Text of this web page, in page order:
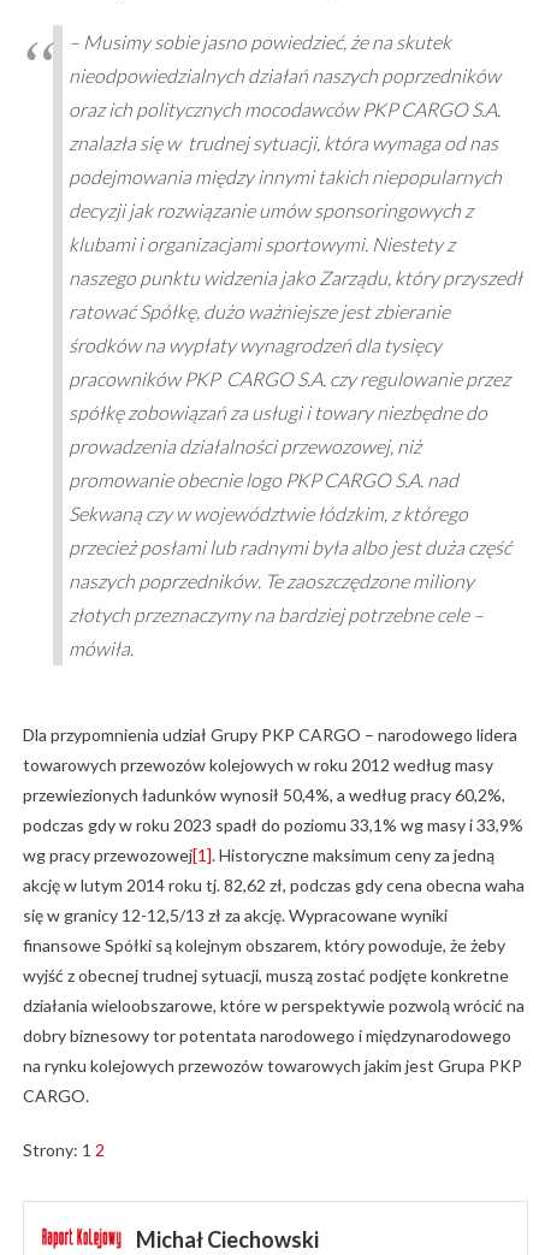
– Musimy sobie jasno powiedzieć, że na skutek
nieodpowiedzialnych działań naszych poprzedników
oraz ich politycznych mocodawców PKP CARGO S.A.
znalazła się w trudnej sytuacji, która wymaga od nas
podejmowania między innymi takich niepopularnych
decyzji jak rozwiązanie umów sponsoringowych z
klubami i organizacjami sportowymi. Niestety z
naszego punktu widzenia jako Zarządu, który przyszedł
ratować Spółkę, dużo ważniejsze jest zbieranie
środków na wypłaty wynagrodzeń dla tysięcy
pracowników PKP CARGO S.A. czy regulowanie przez
spółkę zobowiązań za usługi i towary niezbędne do
prowadzenia działalności przewozowej, niż
promowanie obecnie logo PKP CARGO S.A. nad
Sekwaną czy w województwie łódzkim, z którego
przecież posłami lub radnymi była albo jest duża część
naszych poprzedników. Te zaoszczędzone miliony
złotych przeznaczymy na bardziej potrzebne cele –
mówiła.
Dla przypomnienia udział Grupy PKP CARGO – narodowego lidera
towarowych przewozów kolejowych w roku 2012 według masy
przewiezionych ładunków wynosił 50,4%, a według pracy 60,2%,
podczas gdy w roku 2023 spadł do poziomu 33,1% wg masy i 33,9%
wg pracy przewozowej[1]. Historyczne maksimum ceny za jedną
akcję w lutym 2014 roku tj. 82,62 zł, podczas gdy cena obecna waha
się w granicy 12-12,5/13 zł za akcję. Wypracowane wyniki
finansowe Spółki są kolejnym obszarem, który powoduje, że żeby
wyjść z obecnej trudnej sytuacji, muszą zostać podjęte konkretne
działania wieloobszarowe, które w perspektywie pozwolą wrócić na
dobry biznesowy tor potentata narodowego i międzynarodowego
na rynku kolejowych przewozów towarowych jakim jest Grupa PKP
CARGO.
Strony: 1 2
Michał Ciechowski